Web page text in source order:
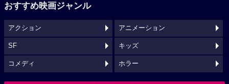
おすすめ映画ジャンル
アクション アニメーション
SF キッズ
コメディ ホラー